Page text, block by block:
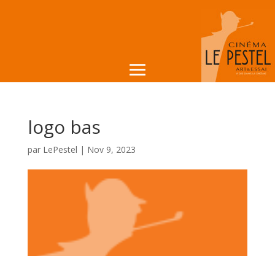
logo bas
par LePestel | Nov 9, 2023